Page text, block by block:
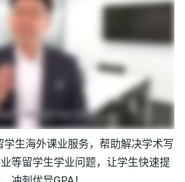
生海外课业服务，帮助解决学术写
等留学生学业问题，让学生快速提